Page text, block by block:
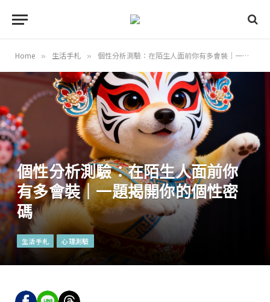
Home » 生活手札 » 個性分析測驗：在陌生人面前你有多會裝｜一題揭開你的個性密碼
個性分析測驗：在陌生人面前你
有多會裝｜一題揭開你的個性密
碼
生活手札 心理測驗